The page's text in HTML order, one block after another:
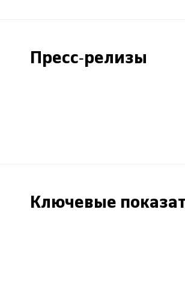
Пресс-релизы
Ключевые